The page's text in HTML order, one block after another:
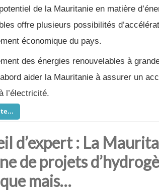
de la Mauritanie en matière
offre plusieurs possibilités
économique du pays.
des énergies renouvelables à
aider la Mauritanie à assurer un
l’électricité.
d’expert : La
de projets
mais…